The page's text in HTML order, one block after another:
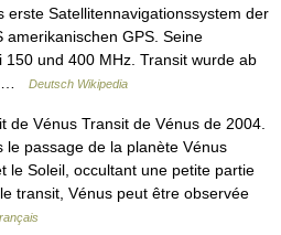
erste Satellitennavigationssystem der
amerikanischen GPS. Seine
und 400 MHz. Transit wurde ab
…
Deutsch Wikipedia
de Vénus Transit de Vénus de 2004.
le passage de la planète Vénus
le Soleil, occultant une petite partie
transit, Vénus peut être observée